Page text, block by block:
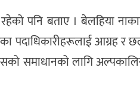
पनि बताए । बेलहिया
पदाधिकारीहरूलाई आग्रह
समाधानको लागि